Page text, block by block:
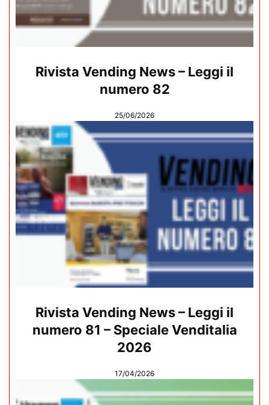
Rivista Vending News – Leggi il
numero 82
25/06/2026
Rivista Vending News – Leggi il
numero 81 – Speciale Venditalia
2026
17/04/2026